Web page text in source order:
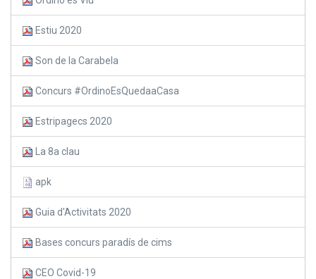
Estiu 2020
Son de la Carabela
Concurs #OrdinoEsQuedaaCasa
Estripagecs 2020
La 8a clau
apk
Guia d'Activitats 2020
Bases concurs paradís de cims
CEO Covid-19